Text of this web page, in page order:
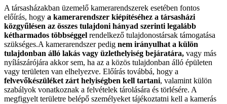
A társasházakban üzemelő kamerarendszerek esetében fontos
előírás, hogy a kamerarendszer kiépítéséhez a társasházi
közgyűlésen az összes tulajdoni hányad szerinti legalább
kétharmados többséggel rendelkező tulajdonostársak támogatása
szükséges.A kamerarendszer pedig nem irányulhat a külön
tulajdonban álló lakás vagy üzlethelyiség bejáratára, vagy más
nyílászárójára akkor sem, ha az a közös tulajdonban álló épületen
vagy területen van elhelyezve. Előírás továbbá, hogy a
felvevőkészüléket zárt helyiségben kell tartani, valamint külön
szabályok vonatkoznak a felvételek tárolására és törlésére. A
megfigyelt területre belépő személyeket tájékoztatni kell a kamerás